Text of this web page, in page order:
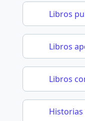
Libros
Libros
Libros